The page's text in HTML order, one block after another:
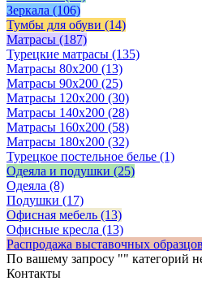
Зеркала (106)
Тумбы для обуви (14)
Матрасы (187)
Турецкие матрасы (135)
Матрасы 80x200 (13)
Матрасы 90х200 (25)
Матрасы 120х200 (30)
Матрасы 140х200 (28)
Матрасы 160х200 (58)
Матрасы 180х200 (32)
Турецкое постельное белье (1)
Одеяла и подушки (25)
Одеяла (8)
Подушки (17)
Офисная мебель (13)
Офисные кресла (13)
Распродажа выставочных образцов
По вашему запросу "" категорий
Контакты